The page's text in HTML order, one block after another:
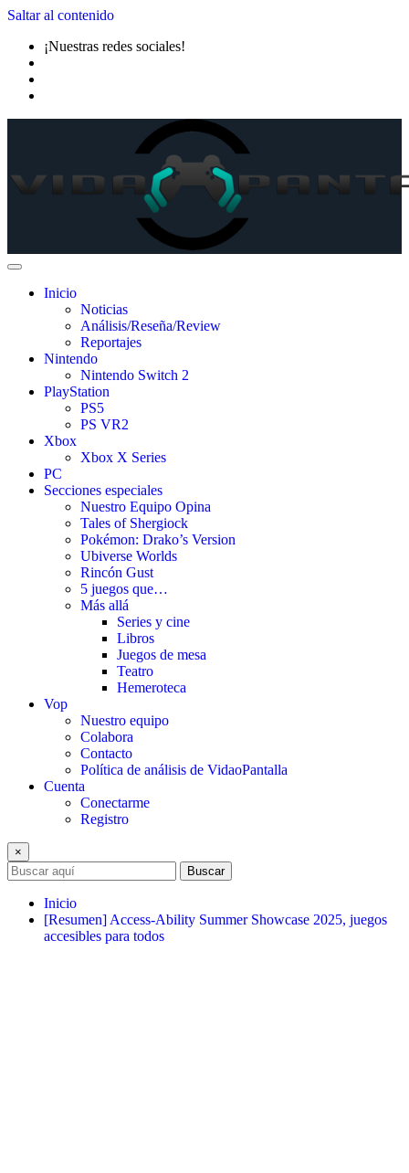
Saltar al contenido
¡Nuestras redes sociales!
Inicio
Noticias
Análisis/Reseña/Review
Reportajes
Nintendo
Nintendo Switch 2
PlayStation
PS5
PS VR2
Xbox
Xbox X Series
PC
Secciones especiales
Nuestro Equipo Opina
Tales of Shergiock
Pokémon: Drako’s Version
Ubiverse Worlds
Rincón Gust
5 juegos que…
Más allá
Series y cine
Libros
Juegos de mesa
Teatro
Hemeroteca
Vop
Nuestro equipo
Colabora
Contacto
Política de análisis de VidaoPantalla
Cuenta
Conectarme
Registro
×
Buscar
Inicio
[Resumen] Access-Ability Summer Showcase 2025, juegos
accesibles para todos